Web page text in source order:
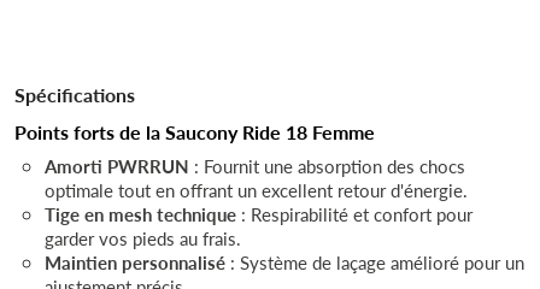
Spécifications
Points forts de la Saucony Ride 18 Femme
Amorti PWRRUN : Fournit une absorption des chocs
optimale tout en offrant un excellent retour d'énergie.
Tige en mesh technique : Respirabilité et confort pour
garder vos pieds au frais.
Maintien personnalisé : Système de laçage amélioré pour un